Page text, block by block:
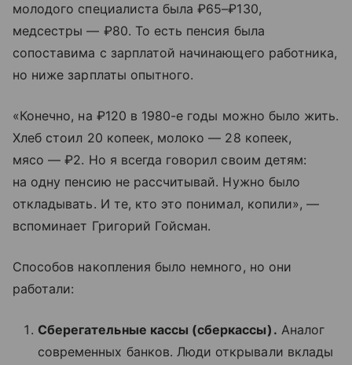
молодого специалиста была ₽65–₽130,
медсестры — ₽80. То есть пенсия была
сопоставима с зарплатой начинающего работника,
но ниже зарплаты опытного.
«Конечно, на ₽120 в 1980-е годы можно было жить.
Хлеб стоил 20 копеек, молоко — 28 копеек,
мясо — ₽2. Но я всегда говорил своим детям:
на одну пенсию не рассчитывай. Нужно было
откладывать. И те, кто это понимал, копили», —
вспоминает Григорий Гойсман.
Способов накопления было немного, но они
работали:
Сберегательные кассы (сберкассы). Аналог
современных банков. Люди открывали вклады